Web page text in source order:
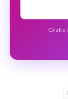
Gratis